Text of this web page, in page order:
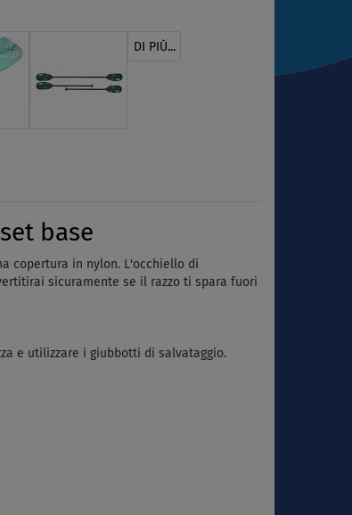
DI PIÙ...
base
copertura in nylon. L'occhiello di
sicuramente se il razzo ti spara fuori
e utilizzare i giubbotti di salvataggio.